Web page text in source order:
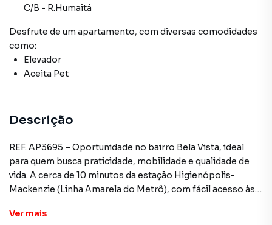
C/B - R.Humaitá
Desfrute de um apartamento, com diversas comodidades
como:
Elevador
Aceita Pet
Descrição
REF. AP3695 – Oportunidade no bairro Bela Vista, ideal
para quem busca praticidade, mobilidade e qualidade de
vida. A cerca de 10 minutos da estação Higienópolis-
Mackenzie (Linha Amarela do Metrô), com fácil acesso às
culturais da região central.
Ver mais